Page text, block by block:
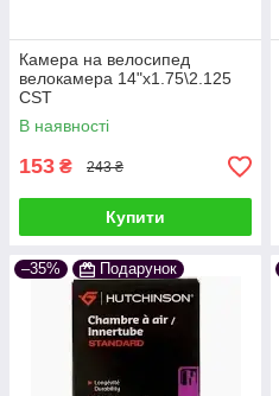
Камера на велосипед
велокамера 14"х1.75\2.125
CST
В наявності
153 ₴ 243 ₴
Купити
–35% Подарунок